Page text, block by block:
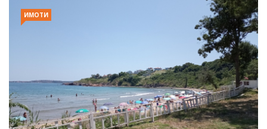
ИМОТИ